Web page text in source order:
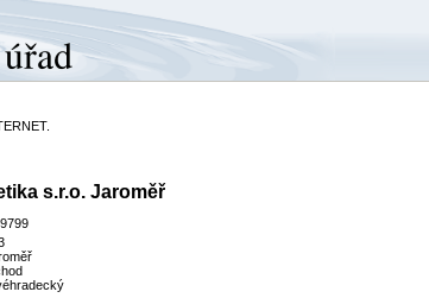
s.r.o. Jaroměř